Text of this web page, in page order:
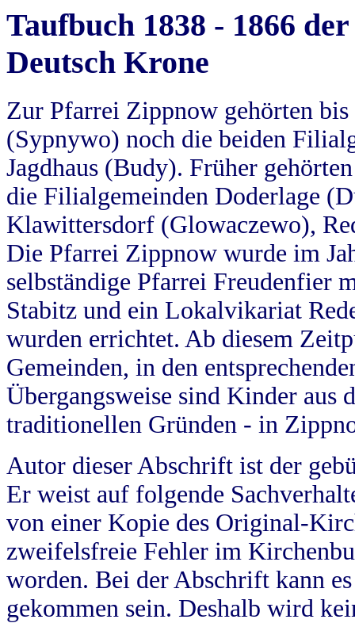
Taufbuch 1838 - 1866
Deutsch Krone
Zur Pfarrei Zippnow gehörten
(Sypnywo) noch die beiden
Jagdhaus (Budy). Früher
die Filialgemeinden Doderlage
Klawittersdorf (Glowaczewo),
Die Pfarrei Zippnow wurde im
selbständige Pfarrei Freudenfier
Stabitz und ein Lokalvikariat
wurden errichtet. Ab diesem
Gemeinden, in den
Übergangsweise sind Kinder aus
traditionellen Gründen - in
Autor dieser Abschrift ist der
Er weist auf folgende
von einer Kopie des Original-
zweifelsfreie Fehler im
worden. Bei der Abschrift kann
gekommen sein. Deshalb wird